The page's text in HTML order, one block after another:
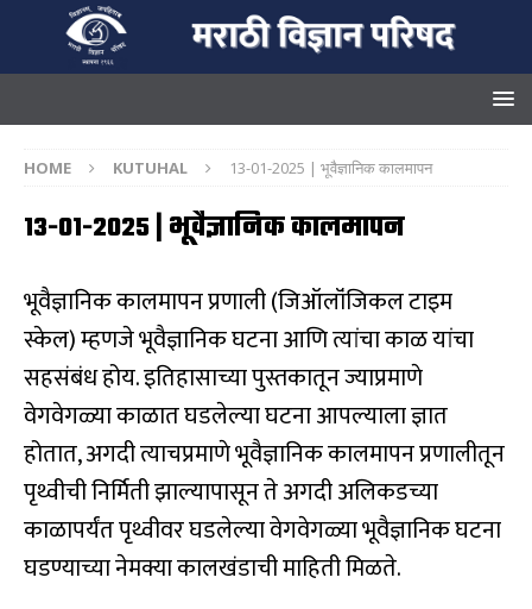
HOME KUTUHAL 13-01-2025 | भूवैज्ञानिक कालमापन
13-01-2025 | भूवैज्ञानिक कालमापन
भूवैज्ञानिक कालमापन प्रणाली (जिऑलॉंजिकल टाइम
स्केल) म्हणजे भूवैज्ञानिक घटना आणि त्यांचा काळ यांचा
सहसंबंध होय. इतिहासाच्या पुस्तकातून ज्याप्रमाणे
वेगवेगळ्या काळात घडलेल्या घटना आपल्याला ज्ञात
होतात, अगदी त्याचप्रमाणे भूवैज्ञानिक कालमापन प्रणालीतून
पृथ्वीची निर्मिती झाल्यापासून ते अगदी अलिकडच्या
काळापर्यंत पृथ्वीवर घडलेल्या वेगवेगळ्या भूवैज्ञानिक घटना
घडण्याच्या नेमक्या कालखंडाची माहिती मिळते.